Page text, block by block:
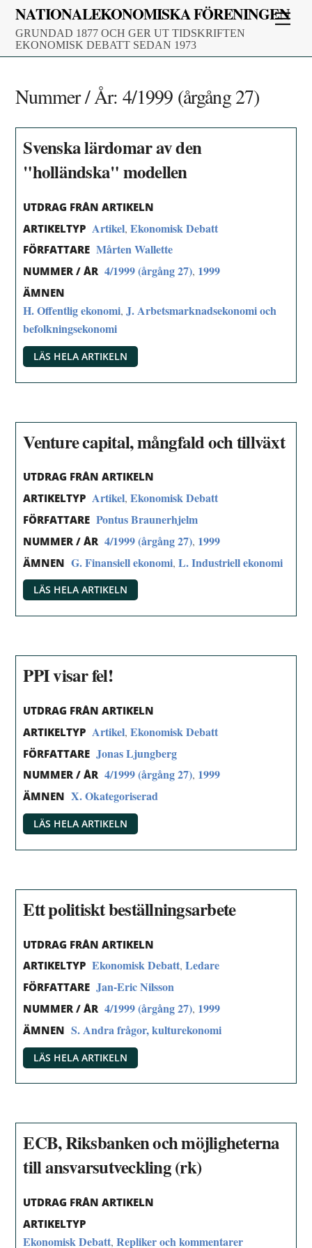
Skip
content
NATIONALEKONOMISKA FÖRENINGEN
GRUNDAD 1877 OCH GER UT TIDSKRIFTEN
EKONOMISK DEBATT SEDAN 1973
Nummer / År: 4/1999 (årgång 27)
Svenska lärdomar av den
"holländska" modellen
UTDRAG FRÅN ARTIKELN
ARTIKELTYP Artikel,Ekonomisk Debatt
FÖRFATTARE Mårten Wallette
NUMMER / ÅR 4/1999 (årgång 27), 1999
ÄMNEN
H. Offentlig ekonomi,J. Arbetsmarknadsekonomi och
befolkningsekonomi
LÄS HELA ARTIKELN
Venture capital, mångfald och tillväxt
UTDRAG FRÅN ARTIKELN
ARTIKELTYP Artikel,Ekonomisk Debatt
FÖRFATTARE Pontus Braunerhjelm
NUMMER / ÅR 4/1999 (årgång 27), 1999
ÄMNEN G. Finansiell ekonomi,L. Industriell ekonomi
LÄS HELA ARTIKELN
PPI visar fel!
UTDRAG FRÅN ARTIKELN
ARTIKELTYP Artikel,Ekonomisk Debatt
FÖRFATTARE Jonas Ljungberg
NUMMER / ÅR 4/1999 (årgång 27), 1999
ÄMNEN X. Okategoriserad
LÄS HELA ARTIKELN
Ett politiskt beställningsarbete
UTDRAG FRÅN ARTIKELN
ARTIKELTYP Ekonomisk Debatt,Ledare
FÖRFATTARE Jan-Eric Nilsson
NUMMER / ÅR 4/1999 (årgång 27), 1999
ÄMNEN S. Andra frågor, kulturekonomi
LÄS HELA ARTIKELN
ECB, Riksbanken och möjligheterna
till ansvarsutveckling (rk)
UTDRAG FRÅN ARTIKELN
ARTIKELTYP
Ekonomisk Debatt,Repliker och kommentarer